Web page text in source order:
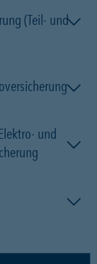
(Teil- und
und